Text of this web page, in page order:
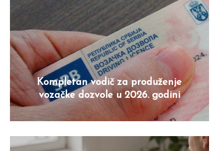
Kompletan vodič za produženje
vozačke dozvole u 2026. godini